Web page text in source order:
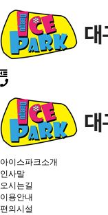
아이스파크소개
인사말
오시는길
이용안내
편의시설